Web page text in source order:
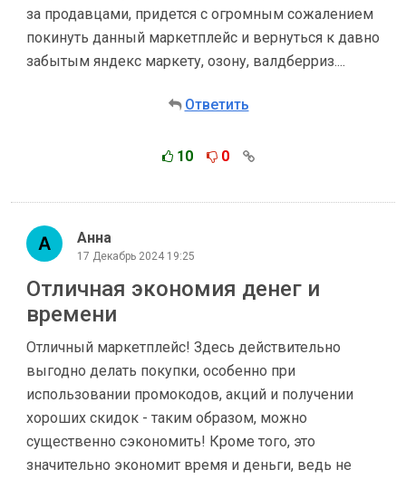
за продавцами, придется с огромным сожалением
покинуть данный маркетплейс и вернуться к давно
забытым яндекс маркету, озону, валдберриз....
Ответить
10 0
Анна
17 Декабрь 2024 19:25
Отличная экономия денег и
времени
Отличный маркетплейс! Здесь действительно
выгодно делать покупки, особенно при
использовании промокодов, акций и получении
хороших скидок - таким образом, можно
существенно сэкономить! Кроме того, это
значительно экономит время и деньги, ведь не